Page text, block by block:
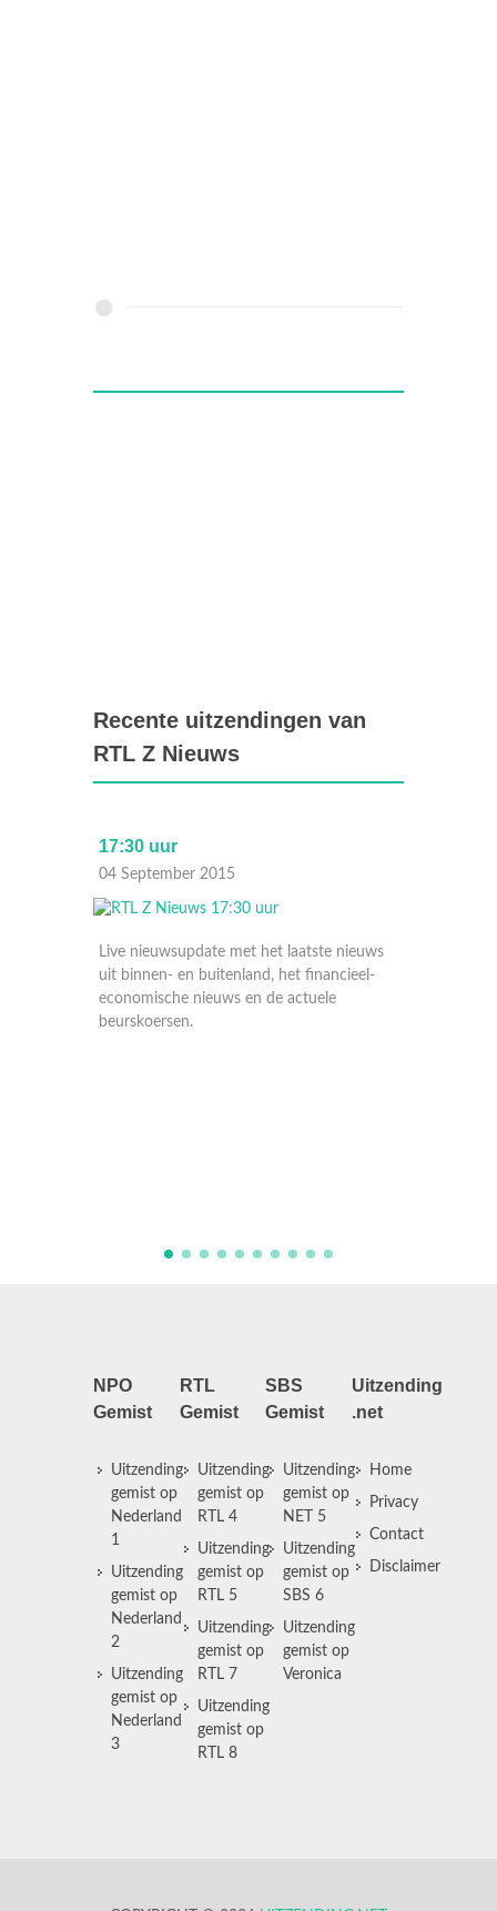
Recente uitzendingen van
RTL Z Nieuws
het laatste nieuws
het financieel-
en de actuele
04 September 2015
NPO
Gemist
Uitzending
gemist op
Nederland
1
Uitzending
gemist op
Nederland
2
Uitzending
gemist op
Nederland
3
RTL
Gemist
Uitzending
gemist op
RTL 4
Uitzending
gemist op
RTL 5
Uitzending
gemist op
RTL 7
Uitzending
gemist op
RTL 8
SBS
Gemist
Uitzending
gemist op
NET 5
Uitzending
gemist op
SBS 6
Uitzending
gemist op
Veronica
Uitzending
.net
Home
Privacy
Contact
Disclaimer